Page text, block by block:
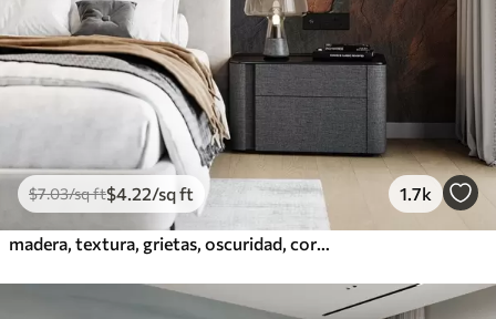
$7.03/sq ft$4 .22/sq ft 1.7k